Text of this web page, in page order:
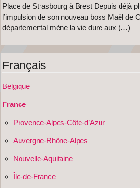
Place de Strasbourg à Brest Depuis déjà
l’impulsion de son nouveau boss Maël de
départemental mène la vie dure aux (…)
Français
Belgique
France
Provence-Alpes-Côte-d’Azur
Auvergne-Rhône-Alpes
Nouvelle-Aquitaine
Île-de-France